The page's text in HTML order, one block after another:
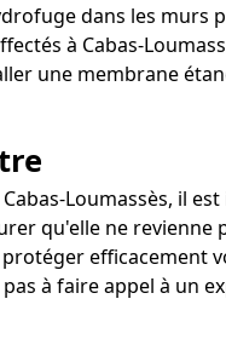
dans les murs
à Cabas-
une membrane
Loumassès, il
qu'elle ne revienne
efficacement
à faire appel à un